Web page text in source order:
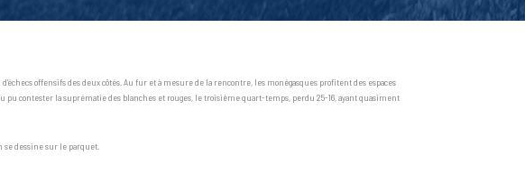
offensifs des deux côtés. Au fur et à mesure de la rencontre, les monégasques profitent des espaces
pu contester la suprématie des blanches et rouges, le troisième quart-temps, perdu 25-16, ayant quasiment
se dessine sur le parquet.